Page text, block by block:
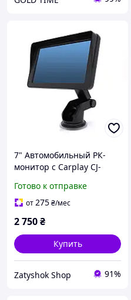
7" Автомобильный РК-
монитор с Carplay CJ-
Артикул 10-35206
Готово к отправке
от275₴/мес
2 750₴
Купить
Zatyshok Shop 91%